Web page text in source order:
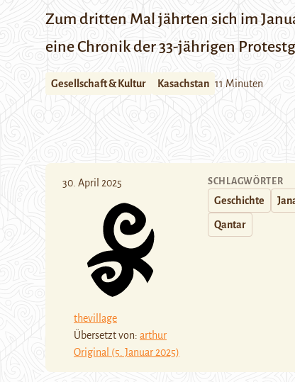
Zum dritten Mal jährten sich im
eine Chronik der 33-jährigen
Gesellschaft & Kultur Kasachstan 11 Minuten
30. April 2025
thevillage
Übersetzt von: arthur
Original (5. Januar 2025)
SCHLAGWÖRTER
Geschichte
Qantar